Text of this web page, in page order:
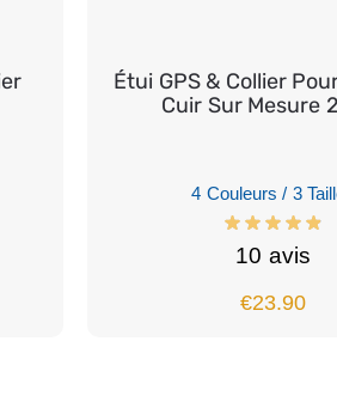
Étui GPS & Collier
Cuir Sur Mesure
4 Couleurs / 3
10 avis
€23.90